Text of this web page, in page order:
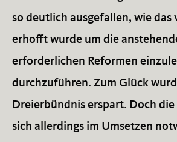
so deutlich ausgefallen, wie das
erhofft wurde um die
erforderlichen Reformen
durchzuführen. Zum Glück
Dreierbündnis erspart. Doch die
sich allerdings im Umsetzen